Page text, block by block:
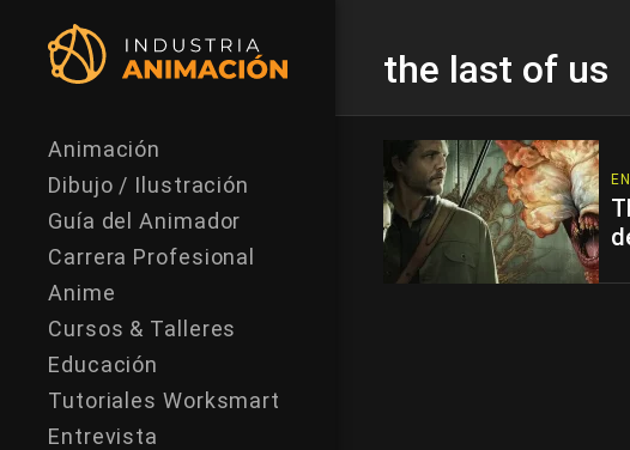
Animación
Dibujo / Ilustración
Guía del Animador
Carrera Profesional
Anime
Cursos & Talleres
Educación
Tutoriales Worksmart
Entrevista
the last of us